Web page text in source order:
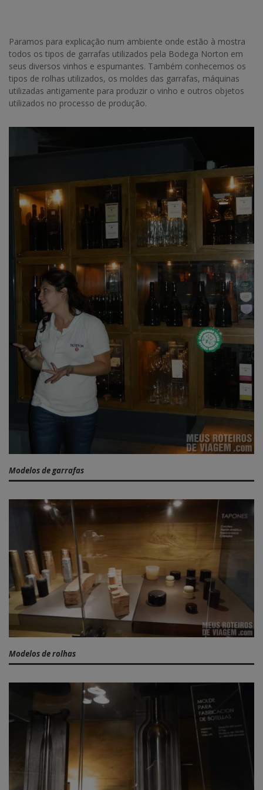
Paramos para explicação num ambiente onde estão à mostra
todos os tipos de garrafas utilizados pela Bodega Norton em
seus diversos vinhos e espumantes. Também conhecemos os
tipos de rolhas utilizados, os moldes das garrafas, máquinas
utilizadas antigamente para produzir o vinho e outros objetos
utilizados no processo de produção.
Modelos de garrafas
Modelos de rolhas